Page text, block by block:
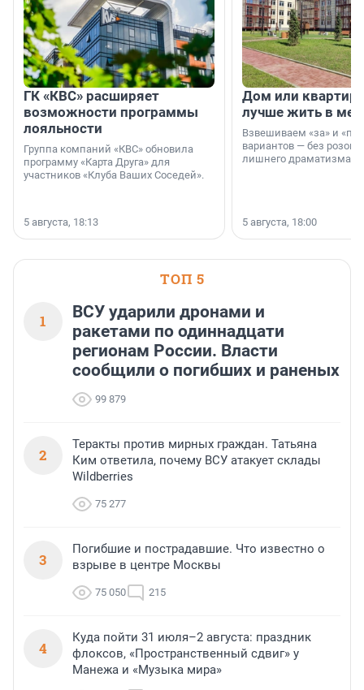
ГК «КВС» расширяет
возможности программы
лояльности
Группа компаний «КВС» обновила
программу «Карта Друга» для
участников «Клуба Ваших Соседей».
5 августа, 18:13
Дом или
лучше жить в
Взвешиваем «за» и
вариантов — без
лишнего драматизма.
5 августа, 18:00
ТОП 5
1
ВСУ ударили дронами и
ракетами по одиннадцати
регионам России. Власти
сообщили о погибших и раненых
99 879
2
Теракты против мирных граждан. Татьяна
Ким ответила, почему ВСУ атакует склады
Wildberries
75 277
3
Погибшие и пострадавшие. Что известно о
взрыве в центре Москвы
75 050 215
4
Куда пойти 31 июля–2 августа: праздник
флоксов, «Пространственный сдвиг» у
Манежа и «Музыка мира»